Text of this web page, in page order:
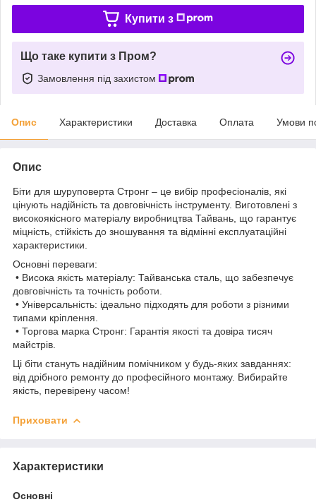
Купити з
Що таке купити з Пром?
Замовлення під захистом
Опис Характеристики Доставка Оплата Умови
Опис
Біти для шуруповерта Стронг – це вибір професіоналів, які
цінують надійність та довговічність інструменту. Виготовлені з
високоякісного матеріалу виробництва Тайвань, що гарантує
міцність, стійкість до зношування та відмінні експлуатаційні
характеристики.
Основні переваги:
• Висока якість матеріалу: Тайванська сталь, що забезпечує
довговічність та точність роботи.
• Універсальність: ідеально підходять для роботи з різними
типами кріплення.
• Торгова марка Стронг: Гарантія якості та довіра тисяч
майстрів.
Ці біти стануть надійним помічником у будь-яких завданнях:
від дрібного ремонту до професійного монтажу. Вибирайте
якість, перевірену часом!
Приховати
Характеристики
Основні